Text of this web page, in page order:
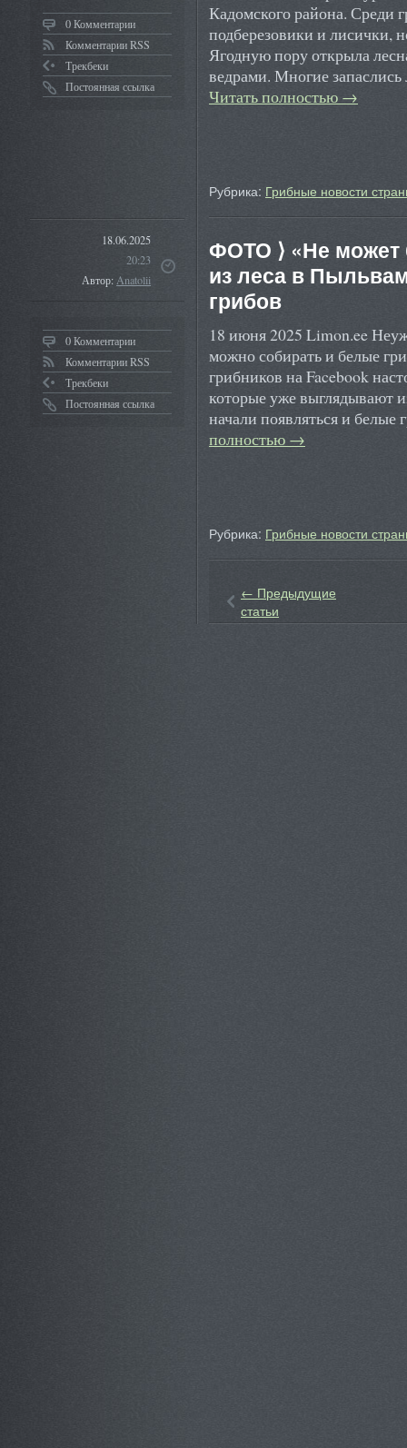
0 Комментарии
Комментарии RSS
Трекбеки
Постоянная ссылка
Кадомского района. Среди
подберезовики и лисички,
Ягодную пору открыла
ведрами. Многие
Читать полностью →
Рубрика: Грибные новости
18.06.2025
20:23
Автор:Anatolii
0 Комментарии
Комментарии RSS
Трекбеки
Постоянная ссылка
ФОТО ⟩ «Не
из леса в
грибов
18 июня 2025 Limon.ee
можно собирать и белые
грибников на Facebook
которые уже выглядывают
начали появляться и
полностью →
Рубрика: Грибные новости
← Предыдущие
статьи